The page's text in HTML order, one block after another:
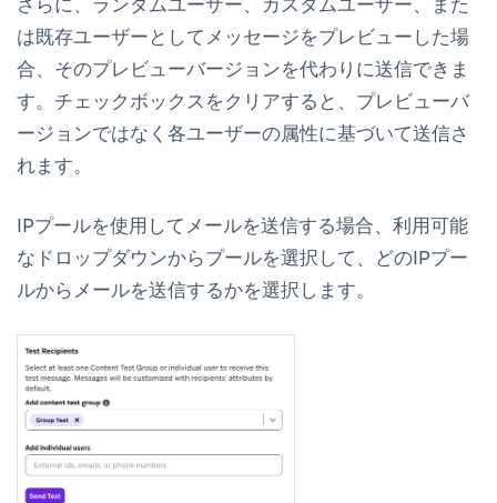
は既存ユーザーとしてメッセージをプレビューした場
合、そのプレビューバージョンを代わりに送信できま
す。チェックボックスをクリアすると、プレビューバ
ージョンではなく各ユーザーの属性に基づいて送信さ
れます。
IPプールを使用してメールを送信する場合、利用可能
なドロップダウンからプールを選択して、どのIPプー
ルからメールを送信するかを選択します。